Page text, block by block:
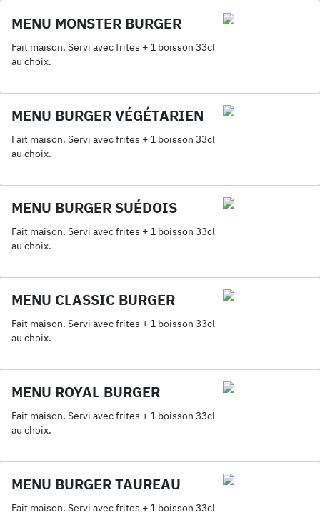
MENU MONSTER BURGER
Fait maison. Servi avec frites + 1 boisson 33cl
au choix.
MENU BURGER VÉGÉTARIEN
Fait maison. Servi avec frites + 1 boisson 33cl
au choix.
MENU BURGER SUÉDOIS
Fait maison. Servi avec frites + 1 boisson 33cl
au choix.
MENU CLASSIC BURGER
Fait maison. Servi avec frites + 1 boisson 33cl
au choix.
MENU ROYAL BURGER
Fait maison. Servi avec frites + 1 boisson 33cl
au choix.
MENU BURGER TAUREAU
Fait maison. Servi avec frites + 1 boisson 33cl